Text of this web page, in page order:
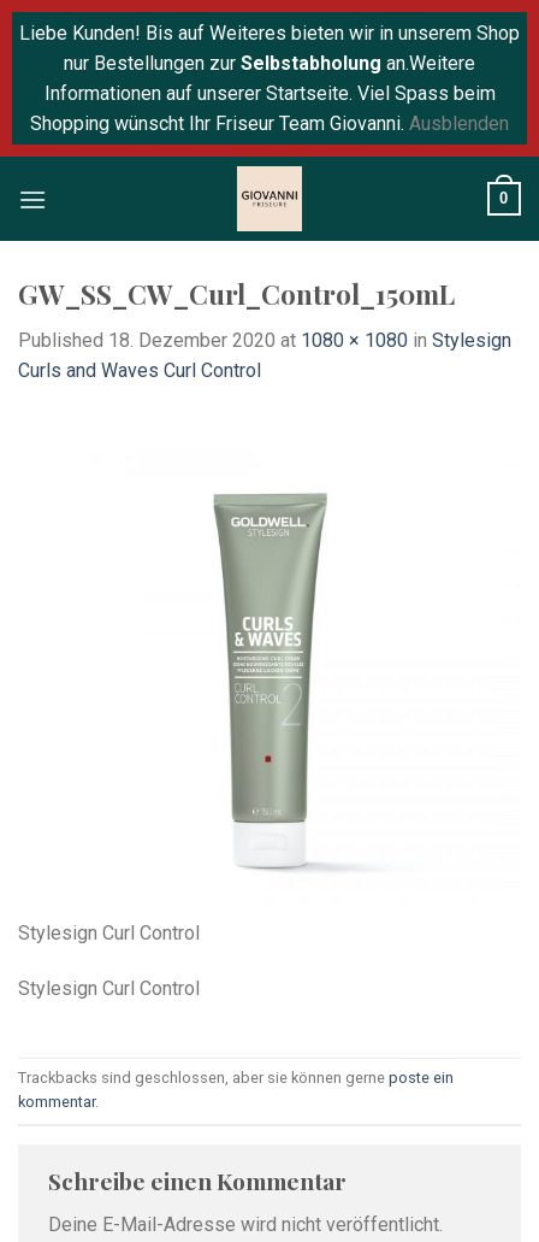
Liebe Kunden! Bis auf Weiteres bieten wir in unserem Shop
nur Bestellungen zur Selbstabholung an.Weitere
Informationen auf unserer Startseite. Viel Spass beim
Shopping wünscht Ihr Friseur Team Giovanni. Ausblenden
0
GW_SS_CW_Curl_Control_150mL
Published 18. Dezember 2020 at 1080 × 1080 in Stylesign
Curls and Waves Curl Control
Stylesign Curl Control
Stylesign Curl Control
Trackbacks sind geschlossen, aber sie können gerne poste ein
kommentar.
Schreibe einen Kommentar
Deine E-Mail-Adresse wird nicht veröffentlicht.